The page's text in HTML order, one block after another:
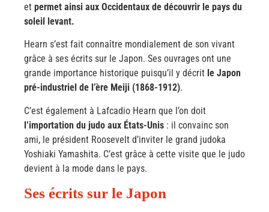
et permet ainsi aux Occidentaux de découvrir le pays du
soleil levant.
Hearn s’est fait connaître mondialement de son vivant
grâce à ses écrits sur le Japon. Ses ouvrages ont une
grande importance historique puisqu’il y décrit le Japon
pré-industriel de l’ère Meiji (1868-1912).
C’est également à Lafcadio Hearn que l’on doit
l’importation du judo aux États-Unis : il convainc son
ami, le président Roosevelt d’inviter le grand judoka
Yoshiaki Yamashita. C’est grâce à cette visite que le judo
devient à la mode dans le pays.
Ses écrits sur le Japon